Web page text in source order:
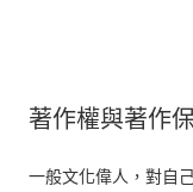
著作權與著作
一般文化偉人，對自